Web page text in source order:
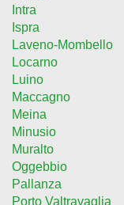
Intra
Ispra
Laveno-Mombello
Locarno
Luino
Maccagno
Meina
Minusio
Muralto
Oggebbio
Pallanza
Porto Valtravaglia